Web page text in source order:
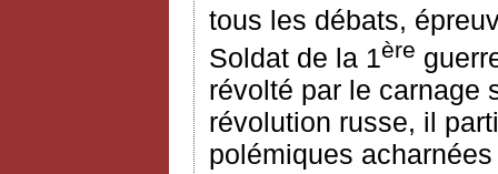
tous les débats,
Soldat de la 1ère
révolté par le carnage
révolution russe, il
polémiques